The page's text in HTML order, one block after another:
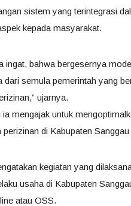
sistem yang terintegrasi
kepada masyarakat.
ingat, bahwa bergesernya
dari semula pemerintah yang
ujarnya.
ia mengajak untuk
perizinan di Kabupaten
kegiatan yang
usaha di Kabupaten
atau OSS.